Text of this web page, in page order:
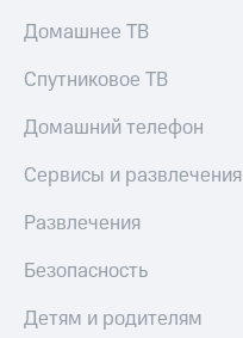
Домашнее ТВ
Спутниковое ТВ
Домашний телефон
Сервисы и развлечения
Развлечения
Безопасность
Детям и родителям